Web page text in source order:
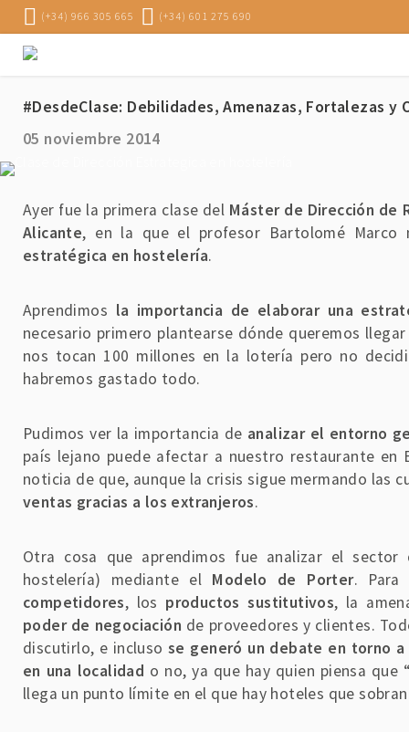
(+34) 966 305 665 (+34) 601 275 690
#DesdeClase: Debilidades, Amenazas, Fortalezas
05 noviembre 2014
Ayer fue la primera clase del Máster de Dirección de
Alicante, en la que el profesor Bartolomé
estratégica en hostelería.
Aprendimos la importancia de elaborar una
necesario primero plantearse dónde queremos
nos tocan 100 millones en la lotería pero no
habremos gastado todo.
Pudimos ver la importancia de analizar el entorno
país lejano puede afectar a nuestro restaurante en
noticia de que, aunque la crisis sigue mermando las
ventas gracias a los extranjeros.
Otra cosa que aprendimos fue analizar el
hostelería) mediante el Modelo de Porter. Para
competidores, los productos sustitutivos, la
poder de negociación de proveedores y clientes.
discutirlo, e inclusose generó un debate en torno
en una localidad o no, ya que hay quien piensa que
llega un punto límite en el que hay hoteles que